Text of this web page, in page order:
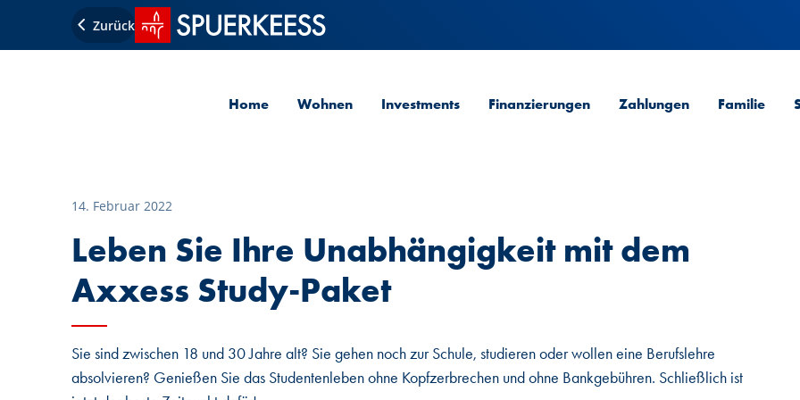
Zurück Startseite SPUERKEESS
Home Wohnen Investments Finanzierungen Zahlungen Familie
14. Februar 2022
Leben Sie Ihre Unabhängigkeit mit dem
Axxess Study-Paket
Sie sind zwischen 18 und 30 Jahre alt? Sie gehen noch zur Schule, studieren oder wollen eine Berufslehre
absolvieren? Genießen Sie das Studentenleben ohne Kopfzerbrechen und ohne Bankgebühren. Schließlich ist